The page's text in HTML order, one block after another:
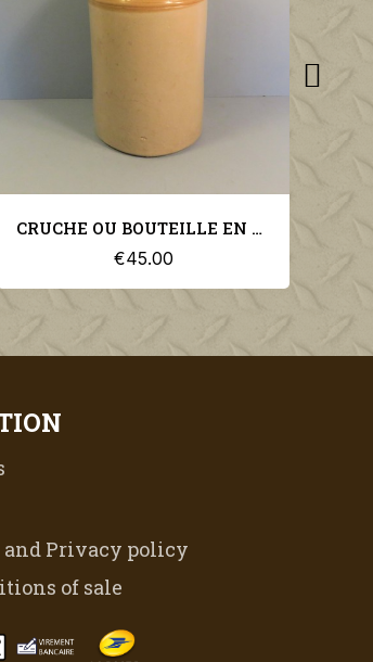
CRUCHE OU BOUTEILLE EN GRES WHISKY S.R.D. ANGLAISE MILITARIA WW2
€45.00
and Privacy policy
of sale